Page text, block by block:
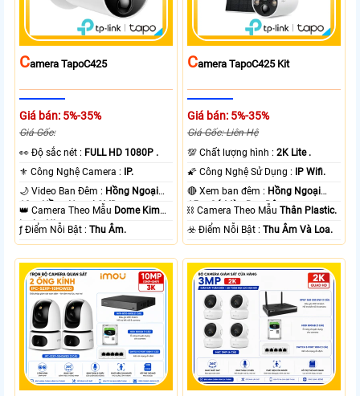
CAmera TapoC425
Giá bán: 5%-35%
Giá Gốc:
️👀 Độ sắc nét : FULL HD 1080P .
⚜️ Công Nghệ Camera :
IP.
🌙 Video Ban Đêm : Hồng Ngoại
10m Hồng Ngoại SMD.
👑 Camera Theo Mẫu Dome Kim
loại + Nhựa.
️ƒ Điểm Nỗi Bật :Thu Âm.
CAmera TapoC425 Kit
Giá bán: 5%-35%
Giá Gốc: Liên Hệ
💯 Chất lượng hình :2K Lite .
🌠 Công Nghệ Sử Dụng :
IP Wifi.
🔴 Xem ban đêm : Hồng Ngoại
15m Có Màu Ban Ðêm.
⛓ Camera Theo MẫuThân Plastic.
️☣️ Điểm Nỗi Bật :Thu Âm Và Loa.